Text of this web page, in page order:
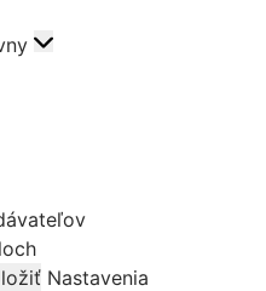
Nastavenia